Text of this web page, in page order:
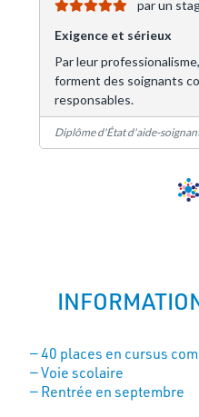
40 places en cursus
Voie scolaire
Rentrée en septembre